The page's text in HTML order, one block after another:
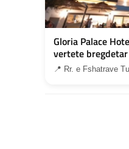
Gloria Palace
vertete bregdetar
📍 Rr. e Fshatrave